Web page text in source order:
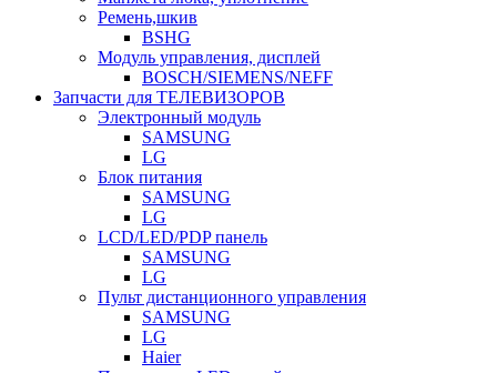
Ремень,шкив
BSHG
Модуль управления, дисплей
BOSCH/SIEMENS/NEFF
Запчасти для ТЕЛЕВИЗОРОВ
Электронный модуль
SAMSUNG
LG
Блок питания
SAMSUNG
LG
LCD/LED/PDP панель
SAMSUNG
LG
Пульт дистанционного управления
SAMSUNG
LG
Haier